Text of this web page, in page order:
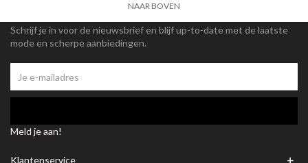
NAAR BOVEN
Schrijf je in voor de nieuwsbrief en blijf up-to-date met de laatste
mode en scherpe aanbiedingen.
Meld je aan!
Klantenservice